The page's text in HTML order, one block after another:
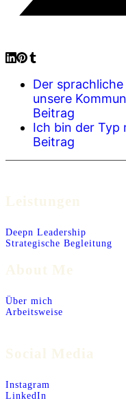
Der
unsere
Beitrag
Ich bin der Typ
Beitrag
Leistungen
Deepn Leadership
Strategische Begleitung
About Me
Über mich
Arbeitsweise
Social Media
Instagram
LinkedIn